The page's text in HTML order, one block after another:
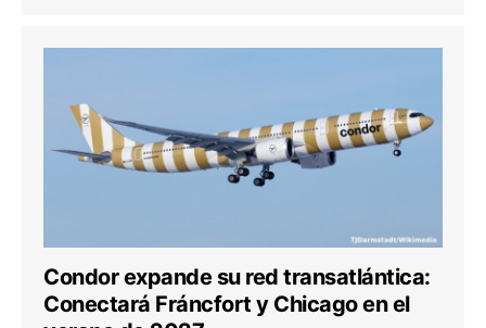
Condor expande su red transatlántica:
Conectará Fráncfort y Chicago en el